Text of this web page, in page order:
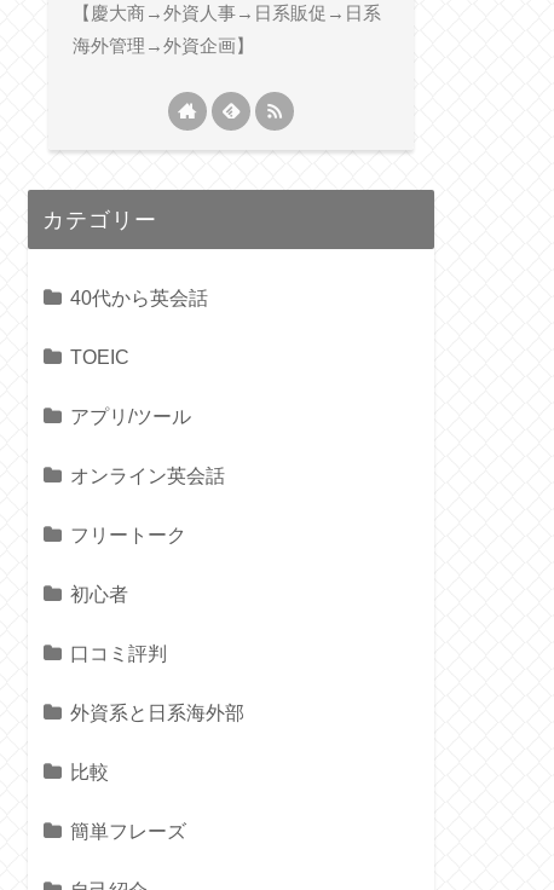
【慶大商→外資人事→日系販促→日系
海外管理→外資企画】
カテゴリー
40代から英会話
TOEIC
アプリ/ツール
オンライン英会話
フリートーク
初心者
口コミ評判
外資系と日系海外部
比較
簡単フレーズ